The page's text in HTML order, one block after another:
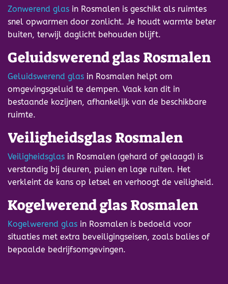
Zonwerend glas in Rosmalen is geschikt als ruimtes
snel opwarmen door zonlicht. Je houdt warmte beter
buiten, terwijl daglicht behouden blijft.
Geluidswerend glas Rosmalen
Geluidswerend glas in Rosmalen helpt om
omgevingsgeluid te dempen. Vaak kan dit in
bestaande kozijnen, afhankelijk van de beschikbare
ruimte.
Veiligheidsglas Rosmalen
Veiligheidsglas in Rosmalen (gehard of gelaagd) is
verstandig bij deuren, puien en lage ruiten. Het
verkleint de kans op letsel en verhoogt de veiligheid.
Kogelwerend glas Rosmalen
Kogelwerend glas in Rosmalen is bedoeld voor
situaties met extra beveiligingseisen, zoals balies of
bepaalde bedrijfsomgevingen.